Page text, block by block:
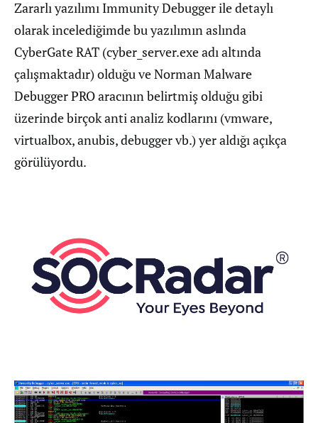
Zararlı yazılımı Immunity Debugger ile detaylı
olarak incelediğimde bu yazılımın aslında
CyberGate RAT (cyber_server.exe adı altında
çalışmaktadır) olduğu ve Norman Malware
Debugger PRO aracının belirtmiş olduğu gibi
üzerinde birçok anti analiz kodlarını (vmware,
virtualbox, anubis, debugger vb.) yer aldığı açıkça
görülüyordu.